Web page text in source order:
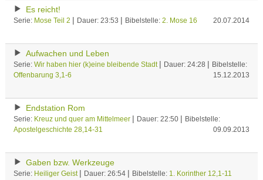
Es reicht!
Serie: Mose Teil 2 Dauer: 23:53 Bibelstelle: 2. Mose 16 20.07.2014
Aufwachen und Leben
Serie: Wir haben hier (k)eine bleibende Stadt Dauer: 24:28
Bibelstelle:
Offenbarung 3,1-6
15.12.2013
Endstation Rom
Serie: Kreuz und quer am Mittelmeer Dauer: 22:50
Bibelstelle:
Apostelgeschichte 28,14-31
09.09.2013
Gaben bzw. Werkzeuge
Serie: Heiliger Geist Dauer: 26:54 Bibelstelle: 1. Korinther 12,1-11